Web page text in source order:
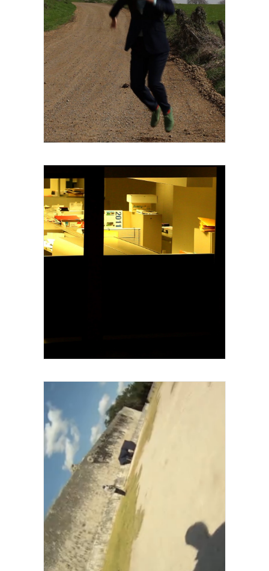
Série Place-Names Vidéo sonore Durée 3
minutes 2011
Série Place-Names Vidéo sonore Durée 3
minutes 2011